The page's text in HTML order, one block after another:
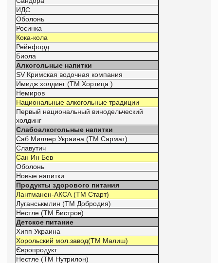
ИДС
Оболонь
Росинка
Кока-кола
Рейнфорд
Биола
Алкогольные напитки
SV Кримская водочная компания
Имидж холдинг (ТМ Хортица )
Немиров
Национальные алкогольные традиции
Первый национальный винодельческий
холдинг
Слабоалкогольные напитки
Саб Миллер Украина (ТМ Сармат)
Славутич
Сан Ин Бев
Оболонь
Новые напитки
Продукты здорового питания
Лантманен-АКСА (ТМ Старт)
Луганськмлин (ТМ Добродия)
Нестле (ТМ Бистров)
Детское питание
Хипп Украина
Хорольский мол.завод(ТМ Малиш)
Європродукт
Нестле (ТМ Нутрилон)